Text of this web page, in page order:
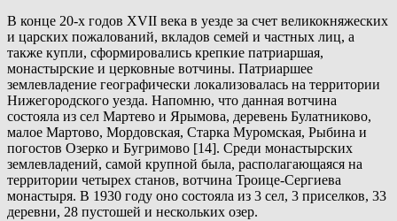
В конце 20-х годов XVII века в уезде за счет великокняжеских
и царских пожалований, вкладов семей и частных лиц, а
также купли, сформировались крепкие патриаршая,
монастырские и церковные вотчины. Патриаршее
землевладение географически локализовалась на территории
Нижегородского уезда. Напомню, что данная вотчина
состояла из сел Мартево и Ярымова, деревень Булатниково,
малое Мартово, Мордовская, Старка Муромская, Рыбина и
погостов Озерко и Бугримово [14]. Среди монастырских
землевладений, самой крупной была, располагающаяся на
территории четырех станов, вотчина Троице-Сергиева
монастыря. В 1930 году оно состояла из 3 сел, 3 приселков, 33
деревни, 28 пустошей и нескольких озер.